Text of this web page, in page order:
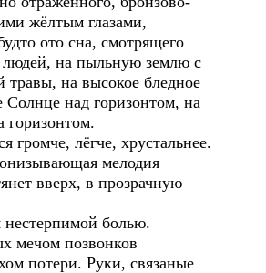
жёлтым глазами,
ото сна, смотрящего
людей, на пыльную землю с
травы, на высокое бледное
Солнце над горизонтом, на
горизонтом.
громче, лёгче, хрустальнее.
мелодия
вверх, в прозрачную
нестерпимой болью.
мечом позвонков
потери. Руки, связаные